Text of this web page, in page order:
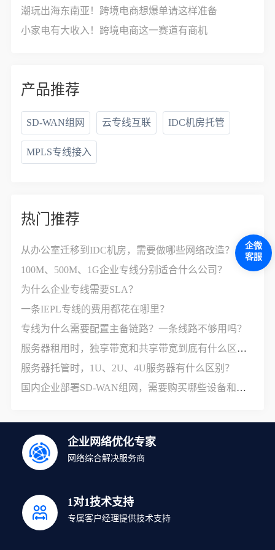
潮玩出海东南亚！跨境电商想爆单请这样准备
小家电有大收入！跨境电商这一赛道有商机
产品推荐
SD-WAN组网 云专线互联 IDC机房托管
MPLS专线接入
热门推荐
从办公室迁移到IDC机房，需要做哪些网络改造？
100M、500M、1G企业专线分别适合什么公司？
为什么企业专线需要SLA？
一条IEPL专线的费用都花在哪里？
专线为什么需要配置主备链路？一条线路不够用吗？
服务器租用时，独享带宽和共享带宽到底有什么区别？
服务器托管时，1U、2U、4U服务器有什么区别？
国内企业部署SD-WAN组网，需要购买哪些设备和服务？
企业网络优化专家
网络综合解决服务商
1对1技术支持
专属客户经理提供技术支持
企微
客服